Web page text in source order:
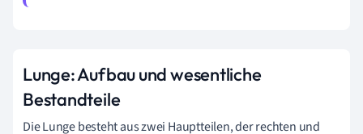
Lunge: Aufbau und wesentliche
Bestandteile
Die Lunge besteht aus zwei Hauptteilen, der rechten und